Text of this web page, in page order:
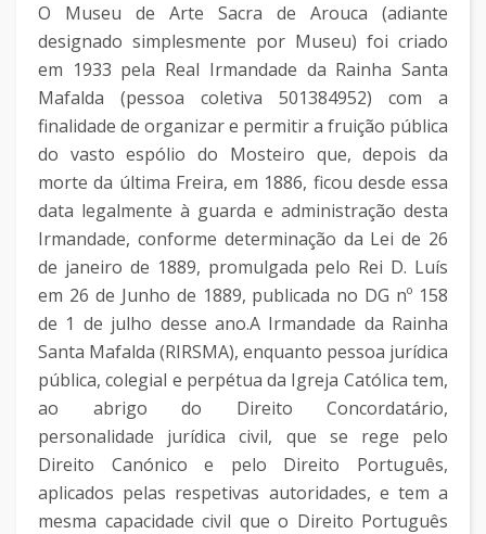
O Museu de Arte Sacra de Arouca (adiante
designado simplesmente por Museu) foi criado
em 1933 pela Real Irmandade da Rainha Santa
Mafalda (pessoa coletiva 501384952) com a
finalidade de organizar e permitir a fruição pública
do vasto espólio do Mosteiro que, depois da
morte da última Freira, em 1886, ficou desde essa
data legalmente à guarda e administração desta
Irmandade, conforme determinação da Lei de 26
de janeiro de 1889, promulgada pelo Rei D. Luís
em 26 de Junho de 1889, publicada no DG nº 158
de 1 de julho desse ano.A Irmandade da Rainha
Santa Mafalda (RIRSMA), enquanto pessoa jurídica
pública, colegial e perpétua da Igreja Católica tem,
ao abrigo do Direito Concordatário,
personalidade jurídica civil, que se rege pelo
Direito Canónico e pelo Direito Português,
aplicados pelas respetivas autoridades, e tem a
mesma capacidade civil que o Direito Português